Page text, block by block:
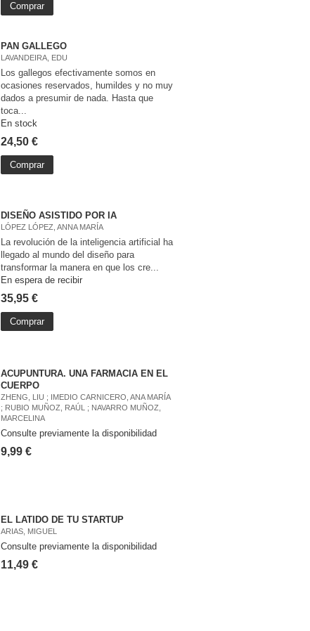
Comprar
PAN GALLEGO
LAVANDEIRA, EDU
Los gallegos efectivamente somos en
ocasiones reservados, humildes y no muy
dados a presumir de nada. Hasta que
toca...
En stock
24,50 €
Comprar
DISEÑO ASISTIDO POR IA
LÓPEZ LÓPEZ, ANNA MARÍA
La revolución de la inteligencia artificial ha
llegado al mundo del diseño para
transformar la manera en que los cre...
En espera de recibir
35,95 €
Comprar
ACUPUNTURA. UNA FARMACIA EN EL
CUERPO
ZHENG, LIU ; IMEDIO CARNICERO, ANA MARÍA
; RUBIO MUÑOZ, RAÚL ; NAVARRO MUÑOZ,
MARCELINA
Consulte previamente la disponibilidad
9,99 €
EL LATIDO DE TU STARTUP
ARIAS, MIGUEL
Consulte previamente la disponibilidad
11,49 €